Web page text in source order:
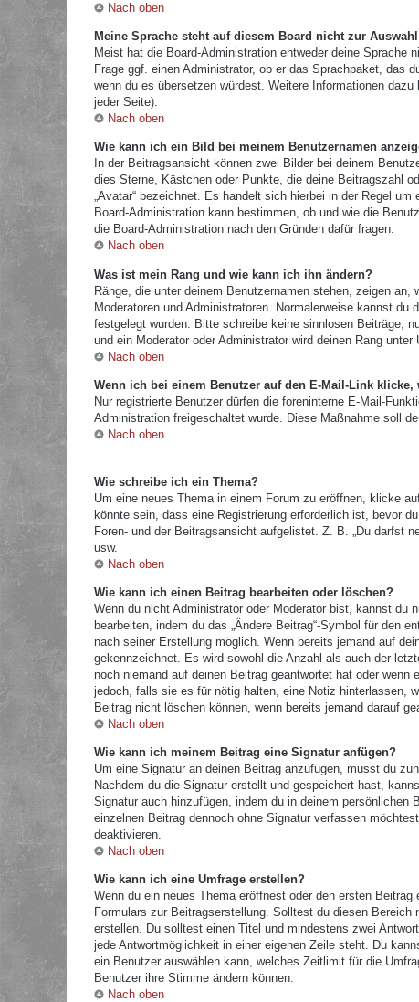
Nach oben
Meine Sprache steht auf diesem Board nicht zur
Meist hat die Board-Administration entweder deine Sprache
Frage ggf. einen Administrator, ob er das Sprachpaket, das
wenn du es übersetzen würdest. Weitere Informationen
jeder Seite).
Nach oben
Wie kann ich ein Bild bei meinem Benutzernamen
In der Beitragsansicht können zwei Bilder bei deinem
dies Sterne, Kästchen oder Punkte, die deine Beitragszahl
„Avatar“ bezeichnet. Es handelt sich hierbei in der Regel
Board-Administration kann bestimmen, ob und wie die
die Board-Administration nach den Gründen dafür fragen.
Nach oben
Was ist mein Rang und wie kann ich ihn ändern?
Ränge, die unter deinem Benutzernamen stehen, zeigen
Moderatoren und Administratoren. Normalerweise kannst
festgelegt wurden. Bitte schreibe keine sinnlosen Beiträge,
und ein Moderator oder Administrator wird deinen Rang
Nach oben
Wenn ich bei einem Benutzer auf den E-Mail-Link
Nur registrierte Benutzer dürfen die foreninterne E-Mail-
Administration freigeschaltet wurde. Diese Maßnahme soll
Nach oben
Wie schreibe ich ein Thema?
Um eine neues Thema in einem Forum zu eröffnen, klicke
könnte sein, dass eine Registrierung erforderlich ist, bevor
Foren- und der Beitragsansicht aufgelistet. Z. B. „Du darfst
usw.
Nach oben
Wie kann ich einen Beitrag bearbeiten oder löschen?
Wenn du nicht Administrator oder Moderator bist, kannst du
bearbeiten, indem du das „Ändere Beitrag“-Symbol für den
nach seiner Erstellung möglich. Wenn bereits jemand auf
gekennzeichnet. Es wird sowohl die Anzahl als auch der
noch niemand auf deinen Beitrag geantwortet hat oder
jedoch, falls sie es für nötig halten, eine Notiz hinterlassen,
Beitrag nicht löschen können, wenn bereits jemand darauf
Nach oben
Wie kann ich meinem Beitrag eine Signatur anfügen?
Um eine Signatur an deinen Beitrag anzufügen, musst du
Nachdem du die Signatur erstellt und gespeichert hast,
Signatur auch hinzufügen, indem du in deinem persönlichen
einzelnen Beitrag dennoch ohne Signatur verfassen
deaktivieren.
Nach oben
Wie kann ich eine Umfrage erstellen?
Wenn du ein neues Thema eröffnest oder den ersten
Formulars zur Beitragserstellung. Solltest du diesen
erstellen. Du solltest einen Titel und mindestens zwei
jede Antwortmöglichkeit in einer eigenen Zeile steht. Du
ein Benutzer auswählen kann, welches Zeitlimit für die
Benutzer ihre Stimme ändern können.
Nach oben